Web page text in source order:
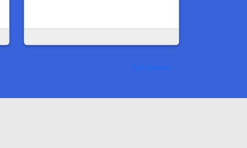
Ver mais